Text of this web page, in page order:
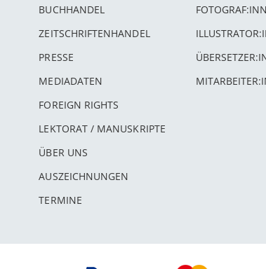
BUCHHANDEL
ZEITSCHRIFTENHANDEL
PRESSE
MEDIADATEN
FOREIGN RIGHTS
LEKTORAT / MANUSKRIPTE
ÜBER UNS
AUSZEICHNUNGEN
TERMINE